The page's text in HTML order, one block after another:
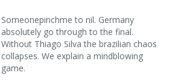
Someonepinchme to nil. Germany
absolutely go through to the final.
Without Thiago Silva the brazilian chaos
collapses. We explain a mindblowing
game.